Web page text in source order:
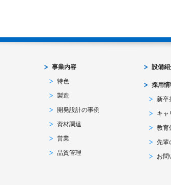
事業内容
特色
製造
開発設計の事例
資材調達
営業
品質管理
設備
採用情
新卒
キャ
教育
先輩
お問